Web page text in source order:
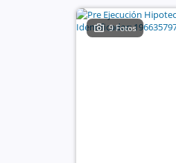
9 Fotos